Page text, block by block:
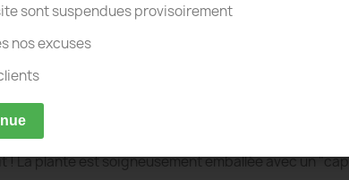
d’arrosage ! Cela peut durer plusieurs mois, voire
pulvérisations ou 2 cuillères à soupe. Livré avec un
pour la livraison.
! La plante est soigneusement emballée avec un
sont suspendues provisoirement
nos excuses